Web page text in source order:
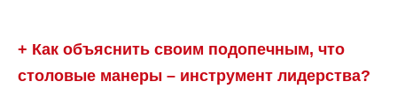
+ Как объяснить своим подопечным, что
столовые манеры – инструмент лидерства?